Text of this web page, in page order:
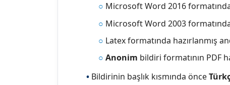
○ Microsoft Word 2016
○ Microsoft Word 2003
○ Latex formatında hazırlanmış
○ Anonim bildiri formatının PDF
• Bildirinin başlık kısmında önce